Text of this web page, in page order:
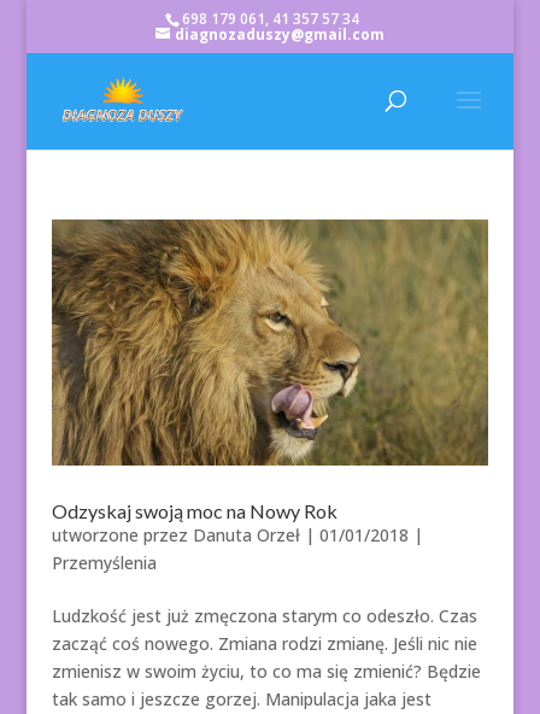
698 179 061, 41 357 57 34
diagnozaduszy@gmail.com
Odzyskaj swoją moc na Nowy Rok
utworzone przez Danuta Orzeł| 01/01/2018 |
Przemyślenia
Ludzkość jest już zmęczona starym co odeszło. Czas
zacząć coś nowego. Zmiana rodzi zmianę. Jeśli nic nie
zmienisz w swoim życiu, to co ma się zmienić? Będzie
tak samo i jeszcze gorzej. Manipulacja jaka jest